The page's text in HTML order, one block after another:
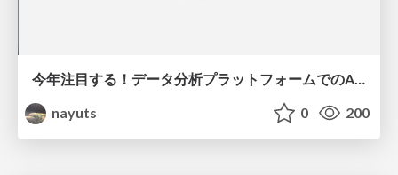
今年注目する！データ分析プラットフォームでのAIの活用
nayuts
0 200